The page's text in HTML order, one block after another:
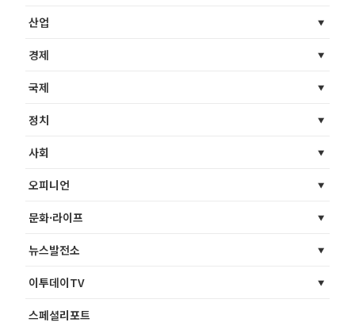
산업
경제
국제
정치
사회
오피니언
문화·라이프
뉴스발전소
이투데이TV
스페셜리포트